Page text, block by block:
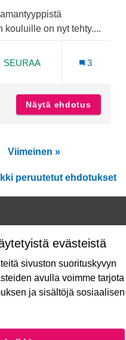
evästeistä
sivuston suorituskyvyn
avulla voimme tarjota
ja sisältöjä sosiaalisen
on nyt tehty....
37 SEURAAJAA
SEURAA
3
Näytä ehdotus
Viimeinen »
peruutetut ehdotukset